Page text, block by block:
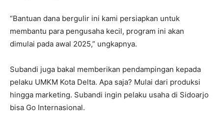
“Bantuan dana bergulir ini kami persiapkan untuk
membantu para pengusaha kecil, program ini akan
dimulai pada awal 2025,” ungkapnya.
Subandi juga bakal memberikan pendampingan kepada
pelaku UMKM Kota Delta. Apa saja? Mulai dari produksi
hingga marketing. Subandi ingin pelaku usaha di Sidoarjo
bisa Go Internasional.